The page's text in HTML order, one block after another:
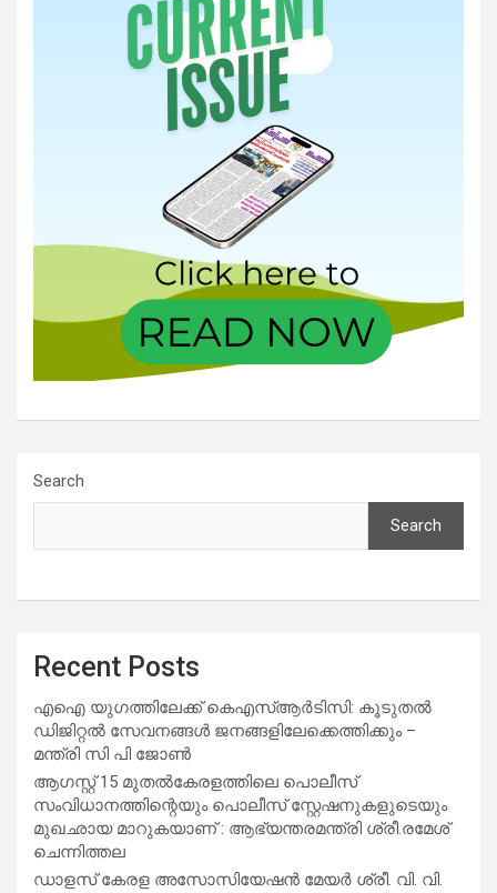
Search
Search
Recent Posts
എഐ യുഗത്തിലേക്ക് കെഎസ്ആർടിസി: കൂടുതൽ
ഡിജിറ്റൽ സേവനങ്ങൾ ജനങ്ങളിലേക്കെത്തിക്കും –
മന്ത്രി സി പി ജോൺ
ആഗസ്റ്റ് 15 മുതല്‍കേരളത്തിലെ പൊലീസ്
സംവിധാനത്തിന്റെയും പൊലീസ് സ്റ്റേഷനുകളുടെയും
മുഖഛായ മാറുകയാണ് : ആഭ്യന്തരമന്ത്രി ശ്രീ.രമേശ്
ചെന്നിത്തല
ഡാളസ് കേരള അസോസിയേഷൻ മേയർ ശ്രീ. വി. വി.